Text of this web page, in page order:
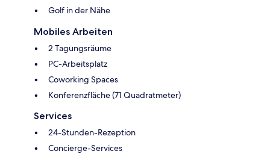
Golf in der Nähe
Mobiles Arbeiten
2 Tagungsräume
PC-Arbeitsplatz
Coworking Spaces
Konferenzfläche (71 Quadratmeter)
Services
24-Stunden-Rezeption
Concierge-Services